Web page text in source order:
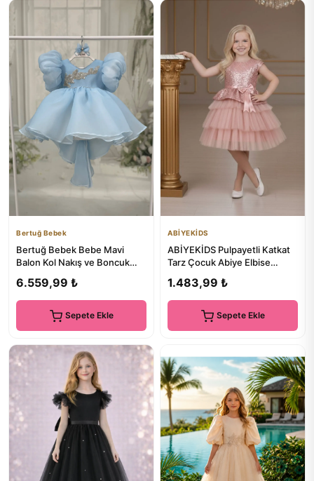
Bertuğ Bebek
Bertuğ Bebek Bebe Mavi
Balon Kol Nakış ve Boncuk
6.559,99 ₺
Sepete Ekle
ABİYEKİDS
ABİYEKİDS Pulpayetli Katkat
Tarz Çocuk Abiye Elbise
1.483,99 ₺
Sepete Ekle